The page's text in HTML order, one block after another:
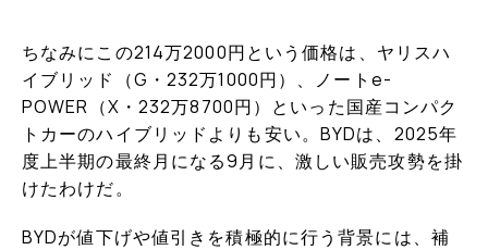
ちなみにこの214万2000円という価格は、ヤリスハ
イブリッド（G・232万1000円）、ノートe-
POWER（X・232万8700円）といった国産コンパク
トカーのハイブリッドよりも安い。BYDは、2025年
度上半期の最終月になる9月に、激しい販売攻勢を掛
けたわけだ。
BYDが値下げや値引きを積極的に行う背景には、補